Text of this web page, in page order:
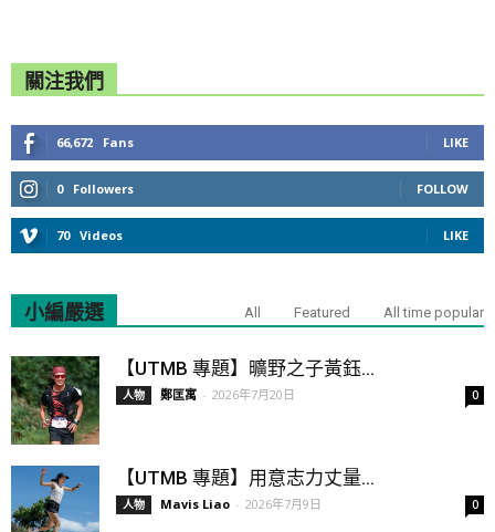
關注我們
66,672 Fans LIKE
0 Followers FOLLOW
70 Videos LIKE
小編嚴選 All Featured All time popular
【UTMB 專題】曠野之子黃鈺...
人物 鄭匡寓 - 2026年7月20日 0
【UTMB 專題】用意志力丈量...
人物 Mavis Liao - 2026年7月9日 0